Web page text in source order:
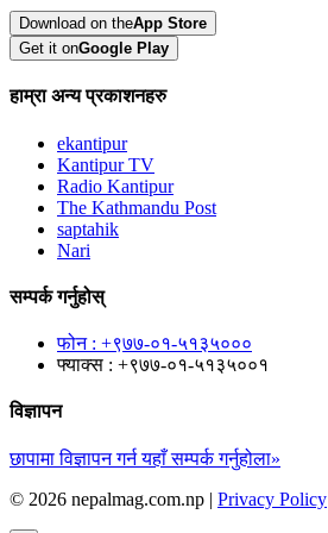
Download on theApp Store
Get it onGoogle Play
हाम्रा अन्य प्रकाशनहरु
ekantipur
Kantipur TV
Radio Kantipur
The Kathmandu Post
saptahik
Nari
सम्पर्क गर्नुहोस्
फोन : +९७७-०१-५१३५०००
फ्याक्स : +९७७-०१-५१३५००१
विज्ञापन
छापामा विज्ञापन गर्न यहाँ सम्पर्क गर्नुहोला»
© 2026 nepalmag.com.np | Privacy Policy